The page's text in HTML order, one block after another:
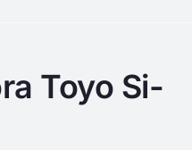
Toyo Si-